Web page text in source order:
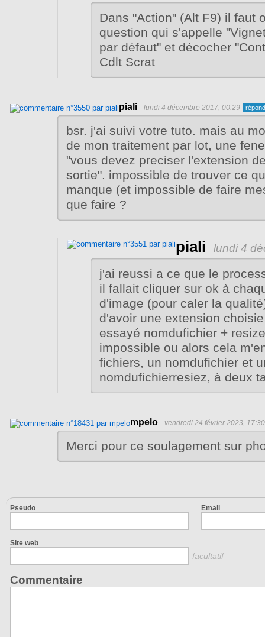
Dans "Action" (Alt F9) il faut
question qui s'appelle
par défaut" et décocher
Cdlt Scrat
piali lundi 4 décembre 2017, 00:29
bsr. j'ai suivi votre tuto. mais au
de mon traitement par lot, une
"vous devez preciser l'extension
sortie". impossible de trouver ce
manque (et impossible de faire
que faire ?
piali lundi 4
j'ai reussi a ce que le
il fallait cliquer sur ok à
d'image (pour caler la
d'avoir une extension
essayé nomdufichier +
impossible ou alors cela
fichiers, un nomdufichier et
nomdufichierresiez, à deux
mpelo vendredi 24 février 2023, 17:30
Merci pour ce soulagement sur
Pseudo Email
Site web
facultatif
Commentaire